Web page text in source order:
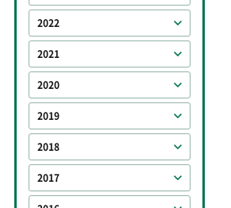
2022
2021
2020
2019
2018
2017